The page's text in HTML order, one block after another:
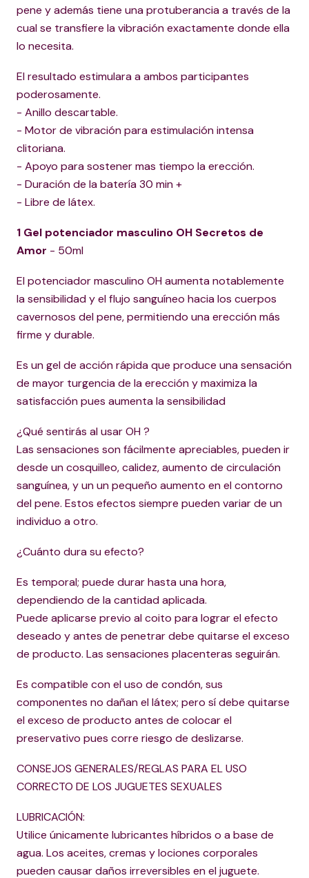
pene y además tiene una protuberancia a través de la
cual se transfiere la vibración exactamente donde ella
lo necesita.
El resultado estimulara a ambos participantes
poderosamente.
- Anillo descartable.
- Motor de vibración para estimulación intensa
clitoriana.
- Apoyo para sostener mas tiempo la erección.
- Duración de la batería 30 min +
- Libre de látex.
1 Gel potenciador masculino OH Secretos de
Amor - 50ml
El potenciador masculino OH aumenta notablemente
la sensibilidad y el flujo sanguíneo hacia los cuerpos
cavernosos del pene, permitiendo una erección más
firme y durable.
Es un gel de acción rápida que produce una sensación
de mayor turgencia de la erección y maximiza la
satisfacción pues aumenta la sensibilidad
¿Qué sentirás al usar OH ?
Las sensaciones son fácilmente apreciables, pueden ir
desde un cosquilleo, calidez, aumento de circulación
sanguínea, y un un pequeño aumento en el contorno
del pene. Estos efectos siempre pueden variar de un
individuo a otro.
¿Cuánto dura su efecto?
Es temporal; puede durar hasta una hora,
dependiendo de la cantidad aplicada.
Puede aplicarse previo al coito para lograr el efecto
deseado y antes de penetrar debe quitarse el exceso
de producto. Las sensaciones placenteras seguirán.
Es compatible con el uso de condón, sus
componentes no dañan el látex; pero sí debe quitarse
el exceso de producto antes de colocar el
preservativo pues corre riesgo de deslizarse.
CONSEJOS GENERALES/REGLAS PARA EL USO
CORRECTO DE LOS JUGUETES SEXUALES
LUBRICACIÓN:
Utilice únicamente lubricantes híbridos o a base de
agua. Los aceites, cremas y lociones corporales
pueden causar daños irreversibles en el juguete.